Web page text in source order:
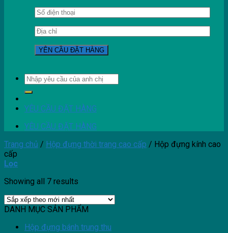
Tìm
kiếm:
YÊU CẦU ĐẶT HÀNG
YÊU CẦU ĐẶT HÀNG
Trang chủ / Hộp đựng thời trang cao cấp / Hộp đựng kính cao
cấp
Lọc
Showing all 7 results
DANH MỤC SẢN PHẨM
Hộp đựng bánh trung thu